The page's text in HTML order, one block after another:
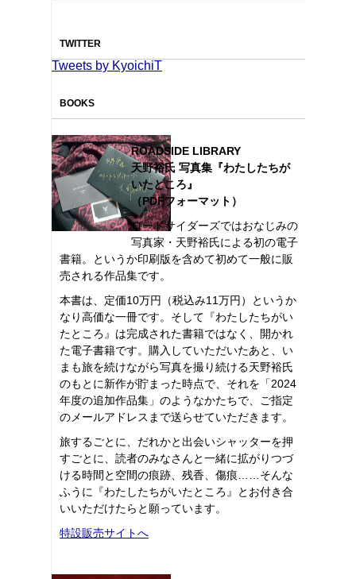
TWITTER
Tweets by KyoichiT
BOOKS
ROADSIDE LIBRARY
天野裕氏 写真集『わたしたちが
いたところ』
（PDFフォーマット）
ロードサイダーズではおなじみの
写真家・天野裕氏による初の電子
書籍。というか印刷版を含めて初めて一般に販
売される作品集です。
本書は、定価10万円（税込み11万円）というか
なり高価な一冊です。そして『わたしたちがい
たところ』は完成された書籍ではなく、開かれ
た電子書籍です。購入していただいたあと、い
まも旅を続けながら写真を撮り続ける天野裕氏
のもとに新作が貯まった時点で、それを「2024
年度の追加作品集」のようなかたちで、ご指定
のメールアドレスまで送らせていただきます。
旅するごとに、だれかと出会いシャッターを押
すごとに、読者のみなさんと一緒に拡がりつづ
ける時間と空間の痕跡、残香、傷痕……そんな
ふうに『わたしたちがいたところ』とお付き合
いいただけたらと願っています。
特設販売サイトへ